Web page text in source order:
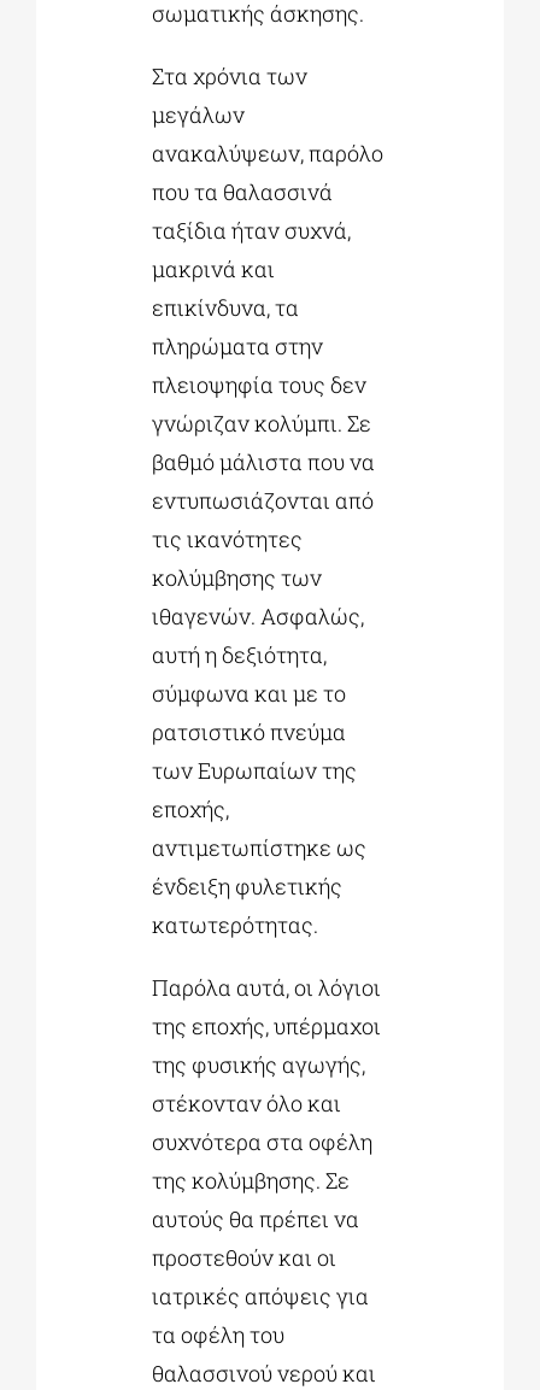
σωματικής άσκησης.
Στα χρόνια των
μεγάλων
ανακαλύψεων, παρόλο
που τα θαλασσινά
ταξίδια ήταν συχνά,
μακρινά και
επικίνδυνα, τα
πληρώματα στην
πλειοψηφία τους δεν
γνώριζαν κολύμπι. Σε
βαθμό μάλιστα που να
εντυπωσιάζονται από
τις ικανότητες
κολύμβησης των
ιθαγενών. Ασφαλώς,
αυτή η δεξιότητα,
σύμφωνα και με το
ρατσιστικό πνεύμα
των Ευρωπαίων της
εποχής,
αντιμετωπίστηκε ως
ένδειξη φυλετικής
κατωτερότητας.
Παρόλα αυτά, οι λόγιοι
της εποχής, υπέρμαχοι
της φυσικής αγωγής,
στέκονταν όλο και
συχνότερα στα οφέλη
της κολύμβησης. Σε
αυτούς θα πρέπει να
προστεθούν και οι
ιατρικές απόψεις για
τα οφέλη του
θαλασσινού νερού και